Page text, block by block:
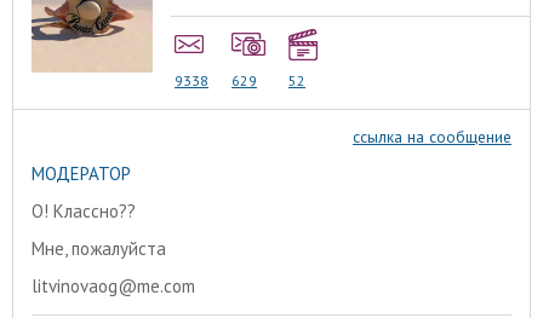
9338 629 52
ссылка на сообщение
МОДЕРАТОР
О! Классно??
Мне, пожалуйста
litvinovaog@me.com